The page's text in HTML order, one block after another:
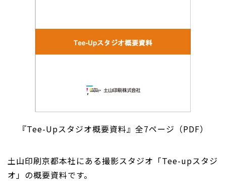
『Tee-Upスタジオ概要資料』全7ページ（PDF）
土山印刷京都本社にある撮影スタジオ「Tee-upスタジ
オ」の概要資料です。